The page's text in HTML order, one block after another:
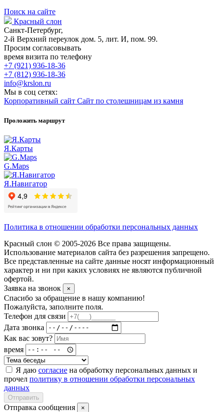
Поиск на сайте
Красный слон
Санкт-Петербург,
2-й Верхний переулок дом. 5, лит. И, пом. 99.
Просим согласовывать
время визита по телефону
+7 (921) 936-18-36
+7 (812) 936-18-36
info@krslon.ru
Мы в соц сетях:
Корпоративный сайт Сайт по столешницам из камня
Проложить маршрут
Я.Карты
G.Maps
Я.Навигатор
Политика в отношении обработки персональных данных
Красный слон © 2005-2026 Все права защищены.
Использование материалов сайта без разрешения запрещено.
Все представленные на сайте данные носят информационный
характер и ни при каких условиях не являются публичной
офертой.
Заявка на звонок
×
Спасибо за обращение в нашу компанию!
Пожалуйста, заполните поля.
Телефон для связи
Дата звонка
Как вас зовут?
время
Я даю согласие на обработку персональных данных и
прочел политику в отношении обработки персональных
данных
Отправить
Отправка сообщения ×